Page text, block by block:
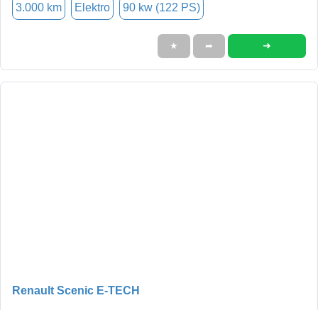
3.000 km Elektro 90 kw (122 PS)
★ ➦ ➜
Renault Scenic E-TECH